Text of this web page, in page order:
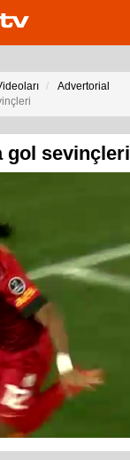
Advertorial
gol sevinçleri